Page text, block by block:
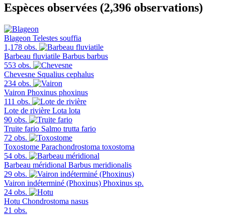
Espèces observées (2,396 observations)
Blageon Telestes souffia
1,178 obs.
Barbeau fluviatile Barbus barbus
553 obs.
Chevesne Squalius cephalus
234 obs.
Vairon Phoxinus phoxinus
111 obs.
Lote de rivière Lota lota
90 obs.
Truite fario Salmo trutta fario
72 obs.
Toxostome Parachondrostoma toxostoma
54 obs.
Barbeau méridional Barbus meridionalis
29 obs.
Vairon indéterminé (Phoxinus) Phoxinus sp.
24 obs.
Hotu Chondrostoma nasus
21 obs.